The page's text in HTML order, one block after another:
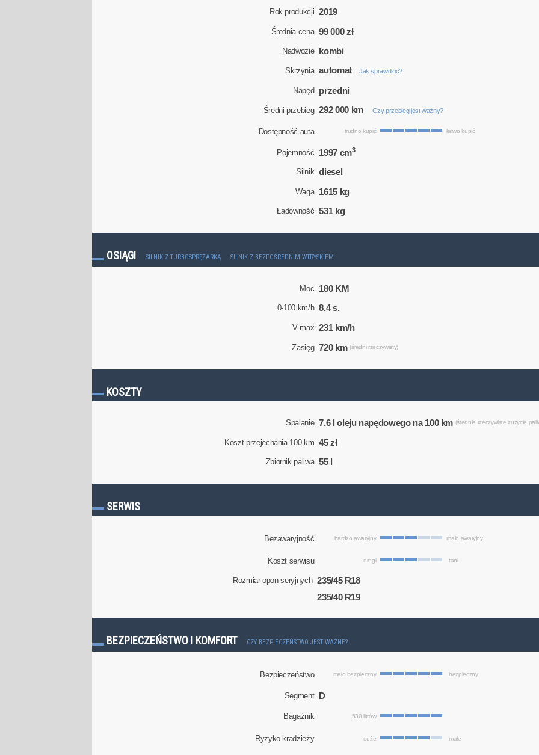
Rok produkcji 2019
Średnia cena 99 000 zł
Nadwozie kombi
Skrzynia automat Jak sprawdzić?
Napęd przedni
Średni przebieg 292 000 km Czy przebieg jest ważny?
Dostępność auta trudno kupić łatwo kupić
Pojemność 1997 cm3
Silnik diesel
Waga 1615 kg
Ładowność 531 kg
OSIĄGI SILNIK Z TURBOSPRĘŻARKĄ SILNIK Z BEZPOŚREDNIM WTRYSKIEM
Moc 180 KM
0-100 km/h 8.4 s.
V max 231 km/h
Zasięg 720 km (średni rzeczywisty)
KOSZTY
Spalanie 7.6 l oleju napędowego na 100 km (średnie rzeczywiste zużycie
Koszt przejechania 100 km 45 zł
Zbiornik paliwa 55 l
SERWIS
Bezawaryjność bardzo awaryjny mało awaryjny
Koszt serwisu drogi tani
Rozmiar opon seryjnych 235/45 R18
235/40 R19
BEZPIECZEŃSTWO I KOMFORT CZY BEZPIECZEŃSTWO JEST WAŻNE?
Bezpieczeństwo mało bezpieczny bezpieczny
Segment D
Bagażnik 530 litrów
Ryzyko kradzieży duże małe